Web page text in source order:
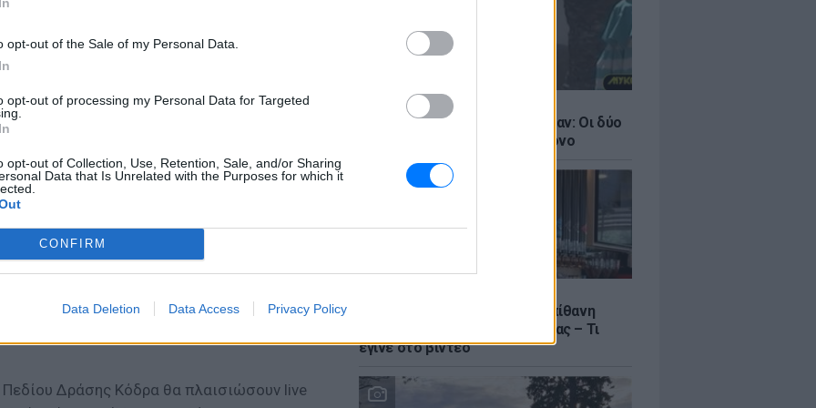
opt-out of the Sale of my Personal Data.
opt-out of processing my Personal Data for Targeted
opt-out of Collection, Use, Retention, Sale, and/or Sharing
Data that Is Unrelated with the Purposes for which it
CONFIRM
Data Deletion Data Access Privacy Policy
LIFESTYLE
Ζόε Σαλντάνα και Νικόλ Κίντμαν: Οι δύο
σταρ του Χόλιγουντ στη Μύκονο
Ο Γιώργος Μανίκας έστησε απίθανη
φάρσα σε υπάλληλο καφετέριας – Τι
έγινε στο βίντεο
Κόδρα συνεχίζει την προσπάθεια
εξωστρέφεια καλλιεργώντας
της Θεσσαλονίκης. Έτσι, στο πλαίσιο
το Κέντρο Σύγχρονης Τέχνης του
σε συνεργασία με το Πεδίο Δράσης
τον Δήμο Θεσσαλονίκης, θέτουν το ζήτημα
Ταυτοετερότητα - But Still Ιn One Piece θα
από την ελληνική αλλά και τη διεθνή
αυτοπροσδιορισμού, με ημερομηνία
στο Δημαρχιακό Μέγαρο
διαφορετικές εικαστικές
που αποτελεί και σήμερα πεδίο
του νέο-συντηρητισμού, των
και λεσβιοφοβικών
Πεδίου Δράσης Κόδρα θα πλαισιώσουν live